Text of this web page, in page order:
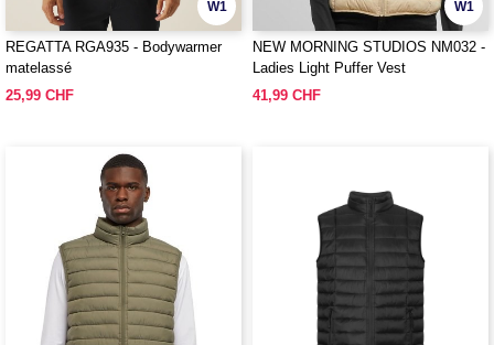
W1
REGATTA RGA935 - Bodywarmer
matelassé
25,99 CHF
W1
NEW MORNING STUDIOS NM032 -
Ladies Light Puffer Vest
41,99 CHF